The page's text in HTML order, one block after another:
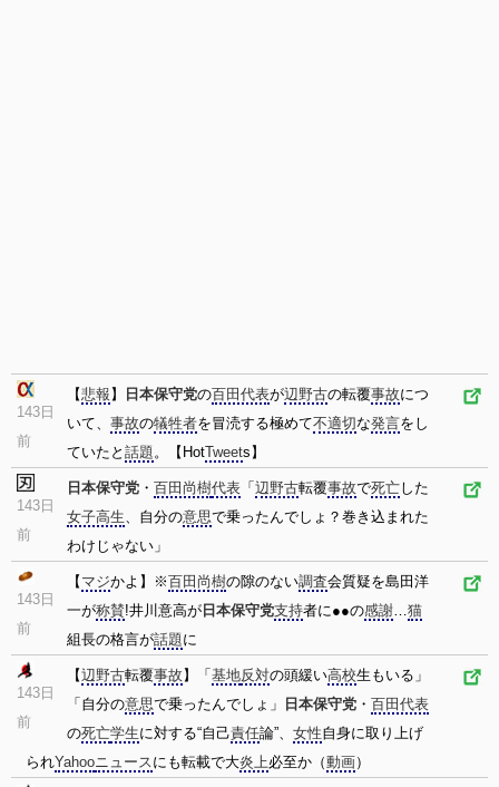
143日
前
【悲報 】 日本保守党の百田代表が辺野古の転覆事故につ
いて、 事故の犠牲者を冒涜する極めて不適切な発言をし
ていたと 話題。【HotTweets】
143日
前
日本保守党 ・ 百田尚樹代表 「 辺野古転覆事故で死亡した
女子高生、自分の意思で乗ったんでしょ？巻き込まれた
わけじゃない」
143日
前
【 マジかよ】※百田尚樹の隙のない調査会質疑を島田洋
一が称賛!井川意高が 日本保守党支持者に●●の感謝…猫
組長の格言が話題に
143日
前
【辺野古転覆事故 】「 基地反対の頭緩い高校生もいる」
「自分の意思で乗ったんでしょ」 日本保守党 ・ 百田代表
の死亡学生に対する“自己責任論”、 女性自身に取り上げ
られYahooニュースにも転載で大炎上必至か（動画）